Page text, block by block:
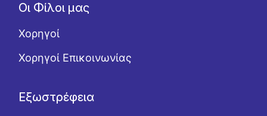
Οι Φίλοι μας
Χορηγοί
Χορηγοί Επικοινωνίας
Εξωστρέφεια